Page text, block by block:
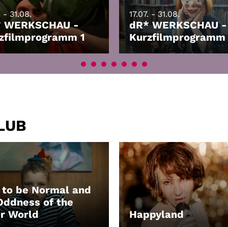
- 31.08.
-
1
17.07. - 31.08.
dR* WERKSCHAU -
Kurzfilmprogramm
LEIHEN
to be Normal and
of the
World
Happyland
LEIHEN